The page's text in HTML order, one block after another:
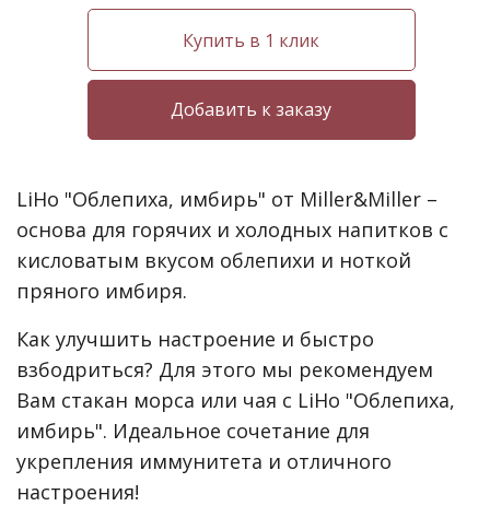
Купить в 1 клик
LiHo "Облепиха, имбирь" от Miller&Miller –
основа для горячих и холодных напитков с
кисловатым вкусом облепихи и ноткой
пряного имбиря.
Как улучшить настроение и быстро
взбодриться? Для этого мы рекомендуем
Вам стакан морса или чая с LiHo "Облепиха,
имбирь". Идеальное сочетание для
укрепления иммунитета и отличного
настроения!